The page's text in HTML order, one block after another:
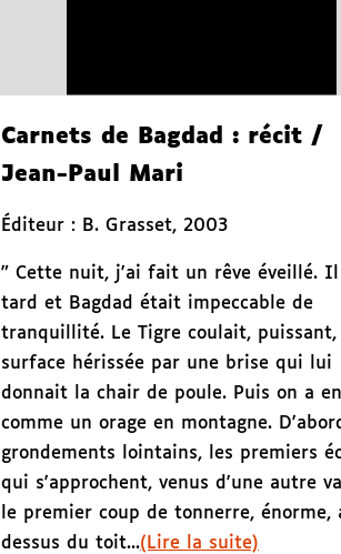
Carnets de Bagdad : récit /
Jean-Paul Mari
Éditeur : B. Grasset, 2003
" Cette nuit, j'ai fait un rêve éveillé.
tard et Bagdad était impeccable de
tranquillité. Le Tigre coulait, puissant,
surface hérissée par une brise qui lui
donnait la chair de poule. Puis on a
comme un orage en montagne.
grondements lointains, les premiers
qui s'approchent, venus d'une autre
le premier coup de tonnerre, énorme,
dessus du toit...(Lire la suite)